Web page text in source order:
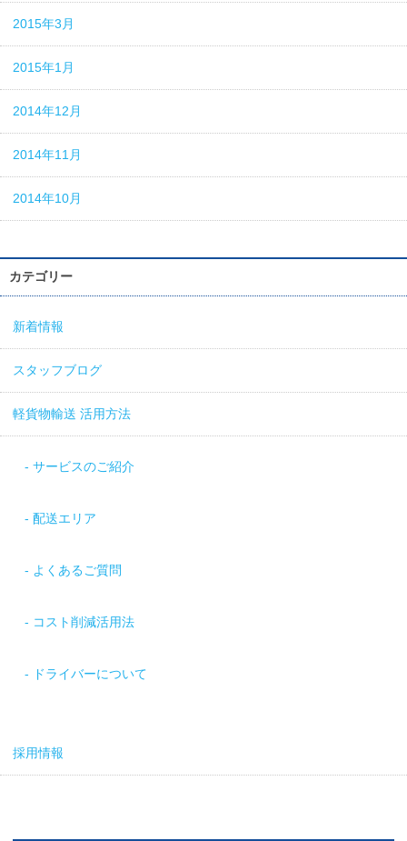
2015年3月
2015年1月
2014年12月
2014年11月
2014年10月
カテゴリー
新着情報
スタッフブログ
軽貨物輸送 活用方法
サービスのご紹介
配送エリア
よくあるご質問
コスト削減活用法
ドライバーについて
採用情報